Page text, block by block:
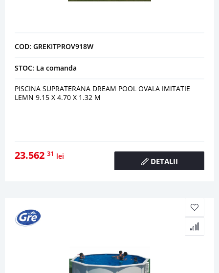
COD: GREKITPROV918W
STOC: La comanda
PISCINA SUPRATERANA DREAM POOL OVALA IMITATIE
LEMN 9.15 X 4.70 X 1.32 M
23.562 31 lei
DETALII